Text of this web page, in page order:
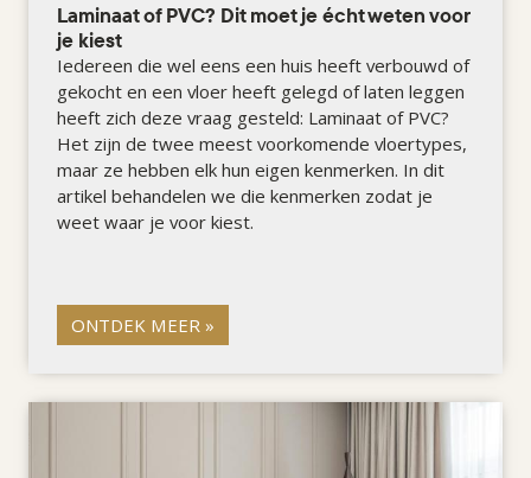
Laminaat of PVC? Dit moet je écht weten voor
je kiest
Iedereen die wel eens een huis heeft verbouwd of
gekocht en een vloer heeft gelegd of laten leggen
heeft zich deze vraag gesteld: Laminaat of PVC?
Het zijn de twee meest voorkomende vloertypes,
maar ze hebben elk hun eigen kenmerken. In dit
artikel behandelen we die kenmerken zodat je
weet waar je voor kiest.
ONTDEK MEER »